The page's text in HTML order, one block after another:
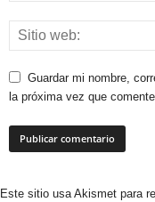
Guardar mi nombre,
la próxima vez que comente.
Este sitio usa Akismet para